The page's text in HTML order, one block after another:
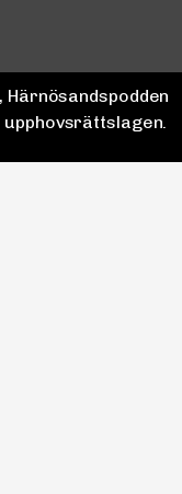
upphovsrättslagen.